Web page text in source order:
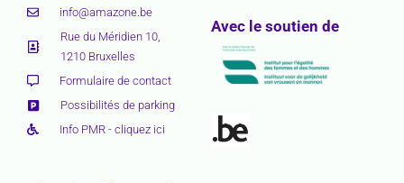
info@amazone.be
Rue du Méridien 10,
1210 Bruxelles
Formulaire de contact
Possibilités de parking
Info PMR - cliquez ici
Avec le soutien de